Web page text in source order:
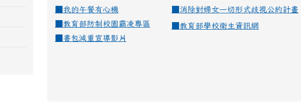
我的午餐有心機
消除對婦女一切形式歧視公約計畫
教育部防制校園霸凌專區
教育部學校衛生資訊網
書包減重宣導影片